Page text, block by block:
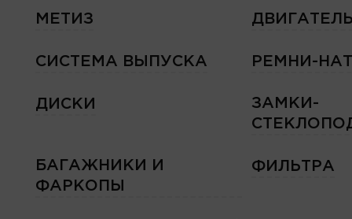
МЕТИЗ
СИСТЕМА ВЫПУСКА РЕМНИ-
ДИСКИ
ЗАМКИ-
БАГАЖНИКИ И
ФАРКОПЫ
ФИЛЬТРА